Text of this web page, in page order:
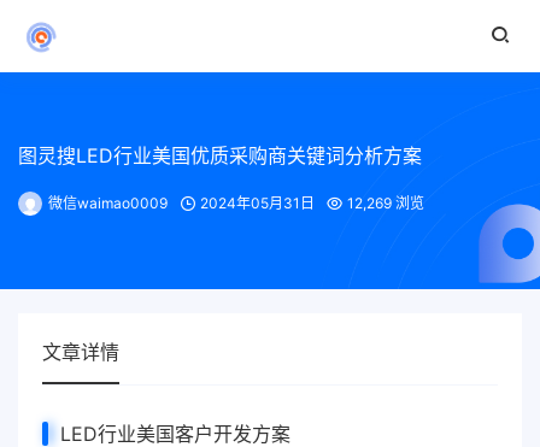
图灵搜LED行业美国优质采购商关键词分析方案
微信waimao0009 2024年05月31日 12,269 浏览
文章详情
LED行业美国客户开发方案